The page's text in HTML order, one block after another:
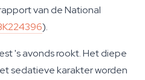
van de National
).
's avonds rookt. Het diepe
sedatieve karakter worden